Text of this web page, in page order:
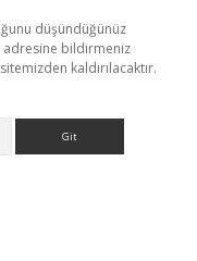
düşündüğünüz
adresine bildirmeniz
kaldırılacaktır.